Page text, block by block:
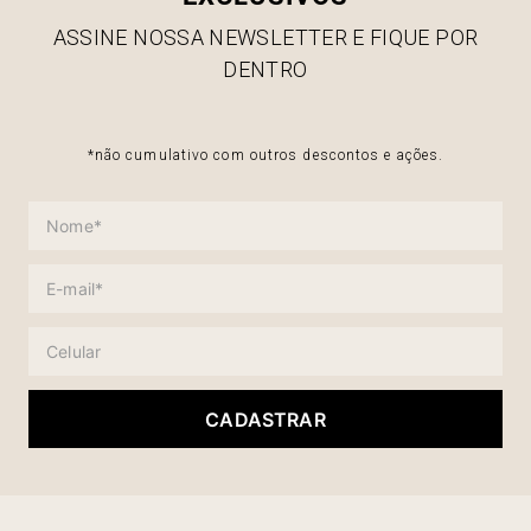
ASSINE NOSSA NEWSLETTER E FIQUE POR
DENTRO
*não cumulativo com outros descontos e ações.
CADASTRAR